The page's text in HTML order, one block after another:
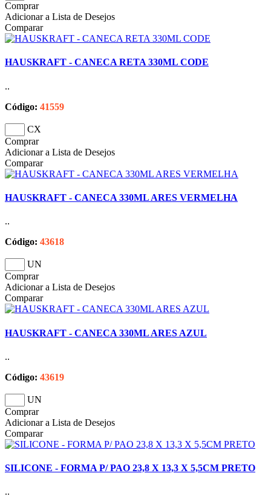
Comprar
Adicionar a Lista de Desejos
Comparar
HAUSKRAFT - CANECA RETA 330ML CODE
..
Código: 41559
CX
Comprar
Adicionar a Lista de Desejos
Comparar
HAUSKRAFT - CANECA 330ML ARES VERMELHA
..
Código: 43618
UN
Comprar
Adicionar a Lista de Desejos
Comparar
HAUSKRAFT - CANECA 330ML ARES AZUL
..
Código: 43619
UN
Comprar
Adicionar a Lista de Desejos
Comparar
SILICONE - FORMA P/ PAO 23,8 X 13,3 X 5,5CM PRETO
..